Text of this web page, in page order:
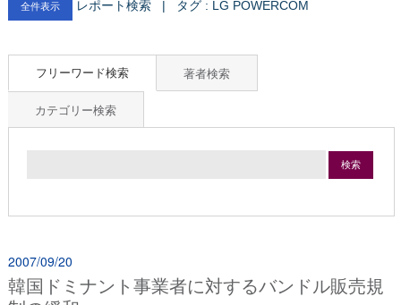
全件表示 レポート検索 | タグ : LG POWERCOM
フリーワード検索 著者検索
カテゴリー検索
検索
2007/09/20
韓国ドミナント事業者に対するバンドル販売規